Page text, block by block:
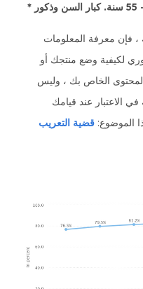
، فإن معرفة المعلومات
لكيفية وضع منتجك أو
الخاص بك ، وليس
الاعتبار عند قيامك
الموضوع: قضية التعريب